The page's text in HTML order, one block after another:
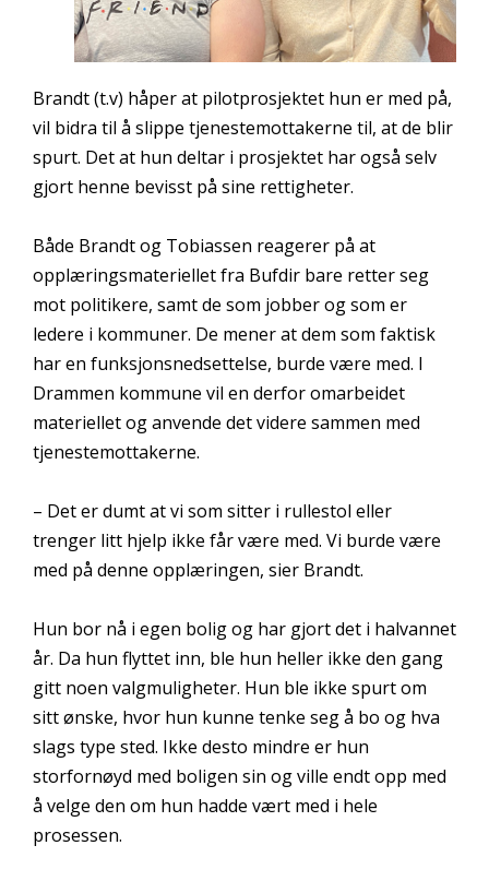
Brandt (t.v) håper at pilotprosjektet hun er med på,
vil bidra til å slippe tjenestemottakerne til, at de blir
spurt. Det at hun deltar i prosjektet har også selv
gjort henne bevisst på sine rettigheter.
Både Brandt og Tobiassen reagerer på at
opplæringsmateriellet fra Bufdir bare retter seg
mot politikere, samt de som jobber og som er
ledere i kommuner. De mener at dem som faktisk
har en funksjonsnedsettelse, burde være med. I
Drammen kommune vil en derfor omarbeidet
materiellet og anvende det videre sammen med
tjenestemottakerne.
– Det er dumt at vi som sitter i rullestol eller
trenger litt hjelp ikke får være med. Vi burde være
med på denne opplæringen, sier Brandt.
Hun bor nå i egen bolig og har gjort det i halvannet
år. Da hun flyttet inn, ble hun heller ikke den gang
gitt noen valgmuligheter. Hun ble ikke spurt om
sitt ønske, hvor hun kunne tenke seg å bo og hva
slags type sted. Ikke desto mindre er hun
storfornøyd med boligen sin og ville endt opp med
å velge den om hun hadde vært med i hele
prosessen.